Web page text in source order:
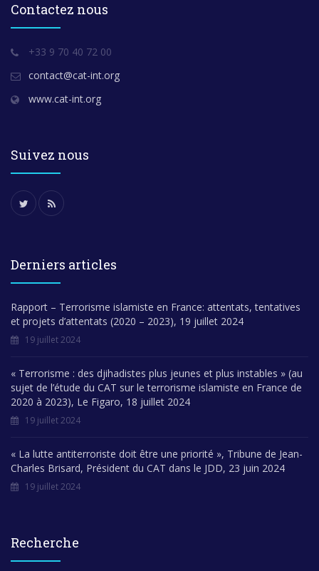
Contactez nous
+33 9 70 40 72 00
contact@cat-int.org
www.cat-int.org
Suivez nous
Derniers articles
Rapport – Terrorisme islamiste en France: attentats, tentatives
et projets d’attentats (2020 – 2023), 19 juillet 2024
19 juillet 2024
« Terrorisme : des djihadistes plus jeunes et plus instables » (au
sujet de l’étude du CAT sur le terrorisme islamiste en France de
2020 à 2023), Le Figaro, 18 juillet 2024
19 juillet 2024
« La lutte antiterroriste doit être une priorité », Tribune de Jean-
Charles Brisard, Président du CAT dans le JDD, 23 juin 2024
19 juillet 2024
Recherche